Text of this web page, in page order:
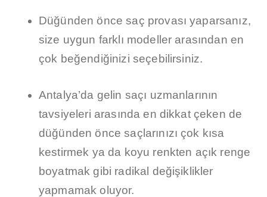
Düğünden önce saç provası yaparsanız,
size uygun farklı modeller arasından en
çok beğendiğinizi seçebilirsiniz.
Antalya’da gelin saçı uzmanlarının
tavsiyeleri arasında en dikkat çeken de
düğünden önce saçlarınızı çok kısa
kestirmek ya da koyu renkten açık renge
boyatmak gibi radikal değişiklikler
yapmamak oluyor.